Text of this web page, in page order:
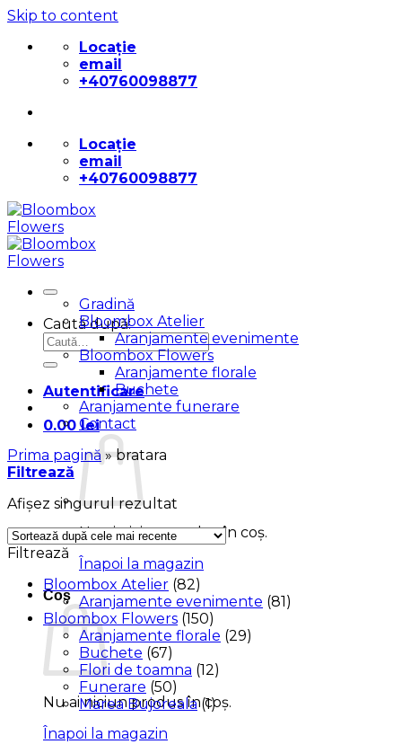
Skip to content
Locație
email
+40760098877
Locație
email
+40760098877
Caută după:
Autentificare
0.00lei
Nu ai niciun produs în coș.
Înapoi la magazin
Coș
Nu ai niciun produs în coș.
Înapoi la magazin
Gradină
Bloombox Atelier
Aranjamente evenimente
Bloombox Flowers
Aranjamente florale
Buchete
Aranjamente funerare
Contact
Prima pagină » bratara
Filtrează
Afișez singurul rezultat
Filtrează
Bloombox Atelier (82)
Aranjamente evenimente (81)
Bloombox Flowers (150)
Aranjamente florale (29)
Buchete (67)
Flori de toamna (12)
Funerare (50)
Marea Bujoreala (1)